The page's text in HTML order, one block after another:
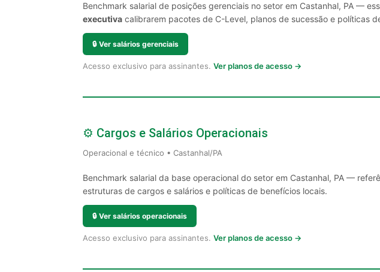
Benchmark salarial de posições gerenciais no setor em Castanhal, PA —
executiva calibrarem pacotes de C-Level, planos de sucessão e políticas
🔒 Ver salários gerenciais
Acesso exclusivo para assinantes. Ver planos de acesso →
⚙️ Cargos e Salários Operacionais
Operacional e técnico • Castanhal/PA
Benchmark salarial da base operacional do setor em Castanhal, PA —
estruturas de cargos e salários e políticas de benefícios locais.
🔒 Ver salários operacionais
Acesso exclusivo para assinantes. Ver planos de acesso →